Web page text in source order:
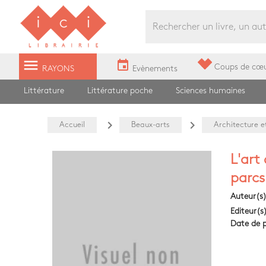
Librairie Ici Grands Boulevards
menu RAYONS event Evènements Coups de
Littérature Littérature poche Sciences humaines
Accueil navigate_next Beaux-arts navigate_next Architecture
L'art
Auteur(s)
Editeur(s)
Date de